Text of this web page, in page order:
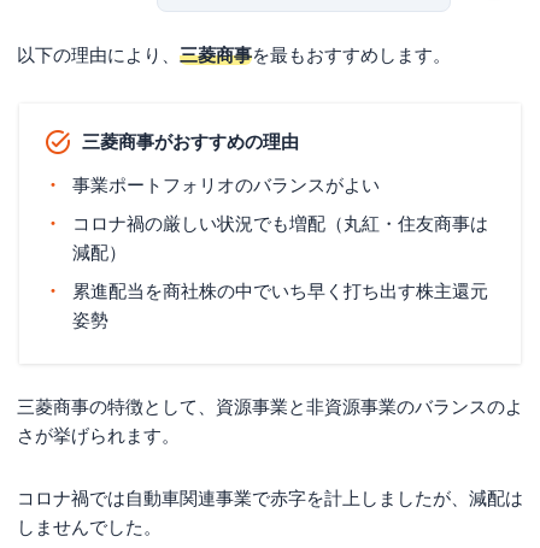
以下の理由により、 三菱商事を最もおすすめします。
三菱商事がおすすめの理由
事業ポートフォリオのバランスがよい
コロナ禍の厳しい状況でも増配（丸紅・住友商事は
減配）
累進配当を商社株の中でいち早く打ち出す株主還元
姿勢
三菱商事の特徴として、資源事業と非資源事業のバランスのよ
さが挙げられます。
コロナ禍では自動車関連事業で赤字を計上しましたが、減配は
しませんでした。